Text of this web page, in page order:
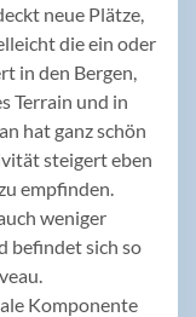
neue Plätze,
die ein oder
in den Bergen,
Terrain und in
hat ganz schön
steigert eben
empfinden.
weniger
befindet sich so
Komponente